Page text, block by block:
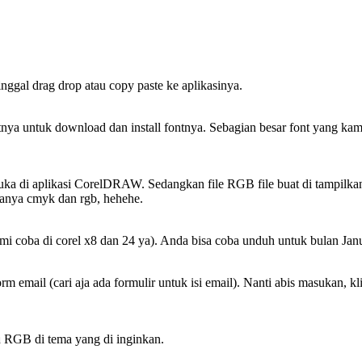
drag drop atau copy paste ke aplikasinya.
untuk download dan install fontnya. Sebagian besar font yang
di aplikasi CorelDRAW. Sedangkan file RGB file buat di
cmyk dan rgb, hehehe.
coba di corel x8 dan 24 ya). Anda bisa coba unduh untuk bulan
email (cari aja ada formulir untuk isi email). Nanti abis masukan,
di tema yang di inginkan.